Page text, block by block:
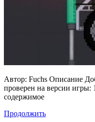
Автор: Fuchs Описание
проверен на версии игры:
содержимое
Продолжить